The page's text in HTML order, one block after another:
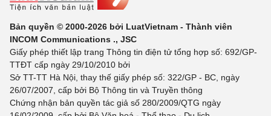
Bản quyền © 2000-2026 bởi LuatVietnam - Thành viên
INCOM Communications ., JSC
Giấy phép thiết lập trang Thông tin điện tử tổng hợp số: 692/GP-
TTĐT cấp ngày 29/10/2010 bởi
Sở TT-TT Hà Nội, thay thế giấy phép số: 322/GP - BC, ngày
26/07/2007, cấp bởi Bộ Thông tin và Truyền thông
Chứng nhận bản quyền tác giả số 280/2009/QTG ngày